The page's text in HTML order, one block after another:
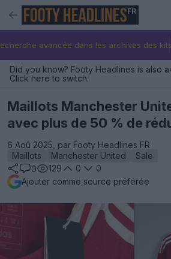
FR
avancée dans les archives des kits
Did you know? Footy Headlines is also
Click here to switch.
Maillots Manchester
avec plus de 50 % de
6 Aoû 2025, par Footy Headlines FR
Maillots
Manchester United
Sale
0
129 0
0
Ajouter comme source préférée